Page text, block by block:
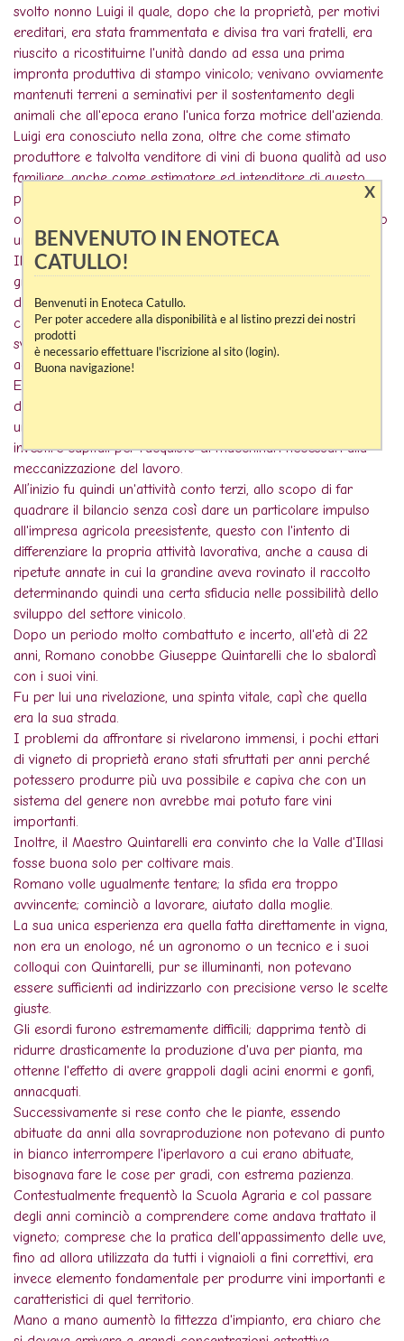
svolto nonno Luigi il quale, dopo che la proprietà, per motivi
ereditari, era stata frammentata e divisa tra vari fratelli, era
riuscito a ricostituirne l'unità dando ad essa una prima
impronta produttiva di stampo vinicolo; venivano ovviamente
mantenuti terreni a seminativi per il sostentamento degli
animali che all'epoca erano l'unica forza motrice dell'azienda.
Luigi era conosciuto nella zona, oltre che come stimato
produttore e talvolta venditore di vini di buona qualità ad uso
familiare, anche come estimatore ed intenditore di questo
prodotto, tant'è che quando Romano ha intrapreso la strada
odierna nella produzione del vino molti hanno visto nel nonno
un precursore di questa sua inclinazione.
Il padre di Romano ha proseguito l'attività in un'epoca di
grandi cambiamenti che per la valle hanno significato nascita
delle piccole industrie (nel secondo dopoguerra) e
conseguente abbandono delle campagne, oltre alla
svalutazione, sia nell'immagine che nel reddito, del lavoro
agricolo.
Era subentrata inoltre, in questo periodo, la globalizzazione
del mercato con tutti i problemi conseguenti per
un'agricoltura non all'avanguardia, e quindi il bisogno di
investire capitali per l'acquisto di macchinari necessari alla
meccanizzazione del lavoro.
All’inizio fu quindi un'attività conto terzi, allo scopo di far
quadrare il bilancio senza così dare un particolare impulso
all'impresa agricola preesistente, questo con l'intento di
differenziare la propria attività lavorativa, anche a causa di
ripetute annate in cui la grandine aveva rovinato il raccolto
determinando quindi una certa sfiducia nelle possibilità dello
sviluppo del settore vinicolo.
Dopo un periodo molto combattuto e incerto, all'età di 22
anni, Romano conobbe Giuseppe Quintarelli che lo sbalordì
con i suoi vini.
Fu per lui una rivelazione, una spinta vitale, capì che quella
era la sua strada.
I problemi da affrontare si rivelarono immensi, i pochi ettari
di vigneto di proprietà erano stati sfruttati per anni perché
potessero produrre più uva possibile e capiva che con un
sistema del genere non avrebbe mai potuto fare vini
importanti.
Inoltre, il Maestro Quintarelli era convinto che la Valle d'Illasi
fosse buona solo per coltivare mais.
Romano volle ugualmente tentare; la sfida era troppo
avvincente; cominciò a lavorare, aiutato dalla moglie.
La sua unica esperienza era quella fatta direttamente in vigna,
non era un enologo, né un agronomo o un tecnico e i suoi
colloqui con Quintarelli, pur se illuminanti, non potevano
essere sufficienti ad indirizzarlo con precisione verso le scelte
giuste.
Gli esordi furono estremamente difficili; dapprima tentò di
ridurre drasticamente la produzione d'uva per pianta, ma
ottenne l'effetto di avere grappoli dagli acini enormi e gonfi,
annacquati.
Successivamente si rese conto che le piante, essendo
abituate da anni alla sovraproduzione non potevano di punto
in bianco interrompere l'iperlavoro a cui erano abituate,
bisognava fare le cose per gradi, con estrema pazienza.
Contestualmente frequentò la Scuola Agraria e col passare
degli anni cominciò a comprendere come andava trattato il
vigneto; comprese che la pratica dell'appassimento delle uve,
fino ad allora utilizzata da tutti i vignaioli a fini correttivi, era
invece elemento fondamentale per produrre vini importanti e
caratteristici di quel territorio.
Mano a mano aumentò la fittezza d'impianto, era chiaro che
X
BENVENUTO IN ENOTECA
CATULLO!
Benvenuti in Enoteca Catullo.
Per poter accedere alla disponibilità e al listino prezzi dei nostri
prodotti
è necessario effettuare l'iscrizione al sito (login).
Buona navigazione!